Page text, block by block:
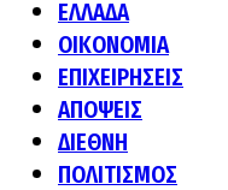
ΕΛΛΑΔΑ
ΟΙΚΟΝΟΜΙΑ
ΕΠΙΧΕΙΡΗΣΕΙΣ
ΑΠΟΨΕΙΣ
ΔΙΕΘΝΗ
ΠΟΛΙΤΙΣΜΟΣ